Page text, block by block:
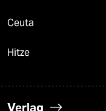
Ceuta
Hitze
Verlag